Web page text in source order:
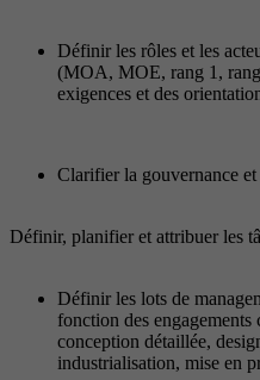
Définir les rôles et les
(MOA, MOE, rang 1,
exigences et des
Clarifier la gouvernance et
Définir, planifier et attribuer les
Définir les lots de
fonction des
conception détaillée,
industrialisation, mise en